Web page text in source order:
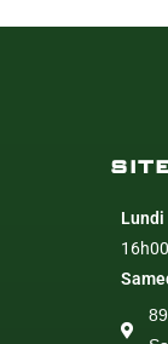
Lundi
16h00